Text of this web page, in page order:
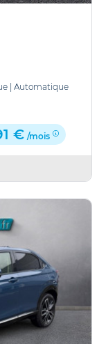
| Automatique
€ /mois